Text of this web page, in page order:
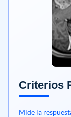
Criterios
Mide la